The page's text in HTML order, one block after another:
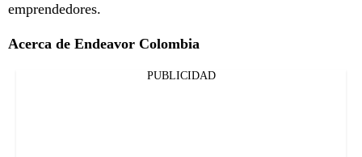
emprendedores.
Acerca de Endeavor Colombia
PUBLICIDAD